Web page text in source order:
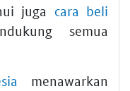
juga cara beli
semua
menawarkan